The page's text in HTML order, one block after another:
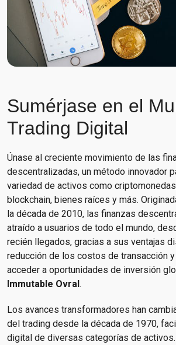
Sumérjase en el
Trading Digital
Únase al creciente movimiento de las
descentralizadas, un método innovador
variedad de activos como
blockchain, bienes raíces y más.
la década de 2010, las finanzas
atraído a usuarios de todo el mundo,
recién llegados, gracias a sus ventajas
reducción de los costos de transacción
acceder a oportunidades de inversión
Immutable Ovral.
Los avances transformadores han
del trading desde la década de 1970,
digital de diversas categorías de